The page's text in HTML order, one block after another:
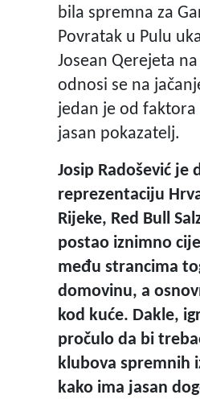
bila spremna za
Povratak u Pulu
Josean Qerejeta
odnosi se na
jedan je od faktora
jasan pokazatelj.
Josip Radošević je
reprezentaciju
Rijeke, Red Bull
postao iznimno
među strancima
domovinu, a
kod kuće. Dakle,
pročulo da bi
klubova spremnih
kako ima jasan